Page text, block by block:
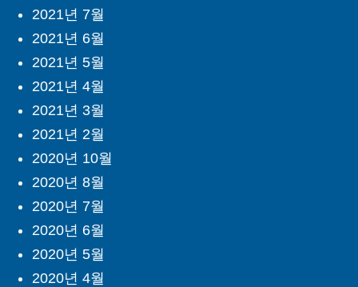
2021년 7월
2021년 6월
2021년 5월
2021년 4월
2021년 3월
2021년 2월
2020년 10월
2020년 8월
2020년 7월
2020년 6월
2020년 5월
2020년 4월